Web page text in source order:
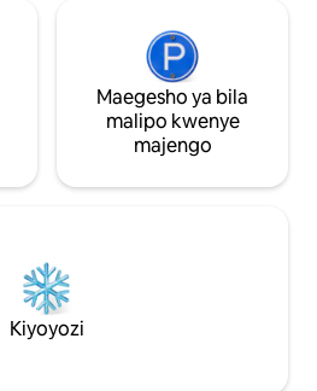
Maegesho ya bila
malipo kwenye
majengo
Kiyoyozi